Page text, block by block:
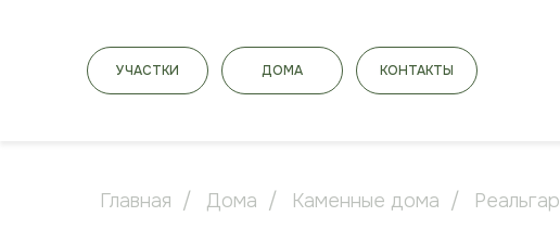
УЧАСТКИ ДОМА КОНТАКТЫ
Главная / Дома / Каменные дома / Реальгар